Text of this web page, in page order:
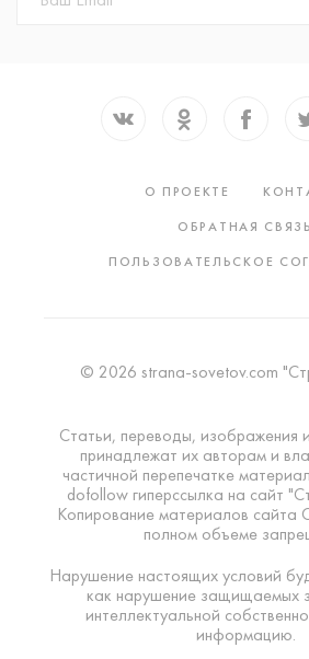
О ПРОЕКТЕ
ОБРАТНАЯ СВЯЗЬ
ПОЛЬЗОВАТЕЛЬСКОЕ
© 2026 strana-sovetov.com
Статьи, переводы, изображения
принадлежат их авторам и
частичной перепечатке
dofollow гиперссылка на сайт
Копирование материалов сайта
полном объеме
Нарушение настоящих условий
как нарушение защищаемых
интеллектуальной
информацию.